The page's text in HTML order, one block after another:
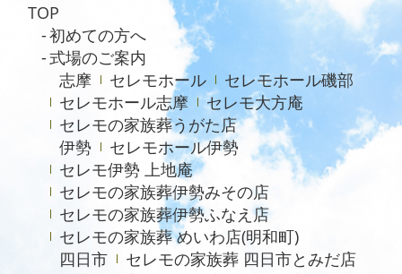
2024年5月
2023年7月
2021年4月
2020年6月
TOP
初めての方へ
式場のご案内
志摩
セレモホール
セレモホール磯部
セレモホール志摩
セレモ大方庵
セレモの家族葬うがた店
伊勢
セレモホール伊勢
セレモ伊勢 上地庵
セレモの家族葬伊勢みその店
セレモの家族葬伊勢ふなえ店
セレモの家族葬 めいわ店(明和町)
四日市
セレモの家族葬 四日市とみだ店